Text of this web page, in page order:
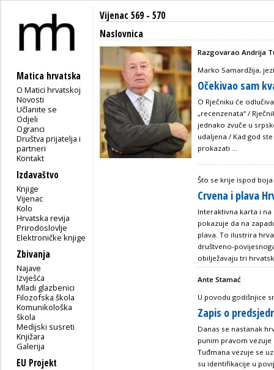
Matica hrvatska
O Matici hrvatskoj
Novosti
Učlanite se
Odjeli
Ogranci
Društva prijatelja i
partneri
Kontakt
Izdavaštvo
Knjige
Vijenac
Kolo
Hrvatska revija
Prirodoslovlje
Elektroničke knjige
Zbivanja
Najave
Izvješća
Mladi glazbenici
Filozofska škola
Komunikološka
škola
Medijski susreti
Knjižara
Galerija
EU Projekt
Vijenac 569 - 570
Naslovnica
Razgovarao Andrija
Marko Samardžija,
Očekivao sam
O Rječniku će
„recenzenata“ /
jednako zvuče u
udaljena / Kad god
prokazati ...
Što se krije ispod
Crvena i plava
Interaktivna karta i
pokazuje da na
plava. To ilustrira
društveno-
obilježavaju tri
Ante Stamać
U povodu godišnjice
Zapis o
Danas se nastanak
punim pravom vezuje
Tuđmana vezuje se
su identifikacije u